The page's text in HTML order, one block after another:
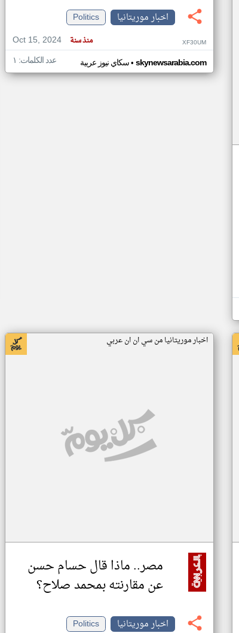
اخبار موريتانيا
Politics
Oct 15, 2024
منذ سنة XF30UM
سكاي نيوز عربية• skynewsarabia.com عدد الكلمات: ١
اخبار موريتانيا من سي ان ان عربي
مصر.. ماذا قال حسام حسن
عن مقارنته بمحمد صلاح؟
اخبار موريتانيا
Politics